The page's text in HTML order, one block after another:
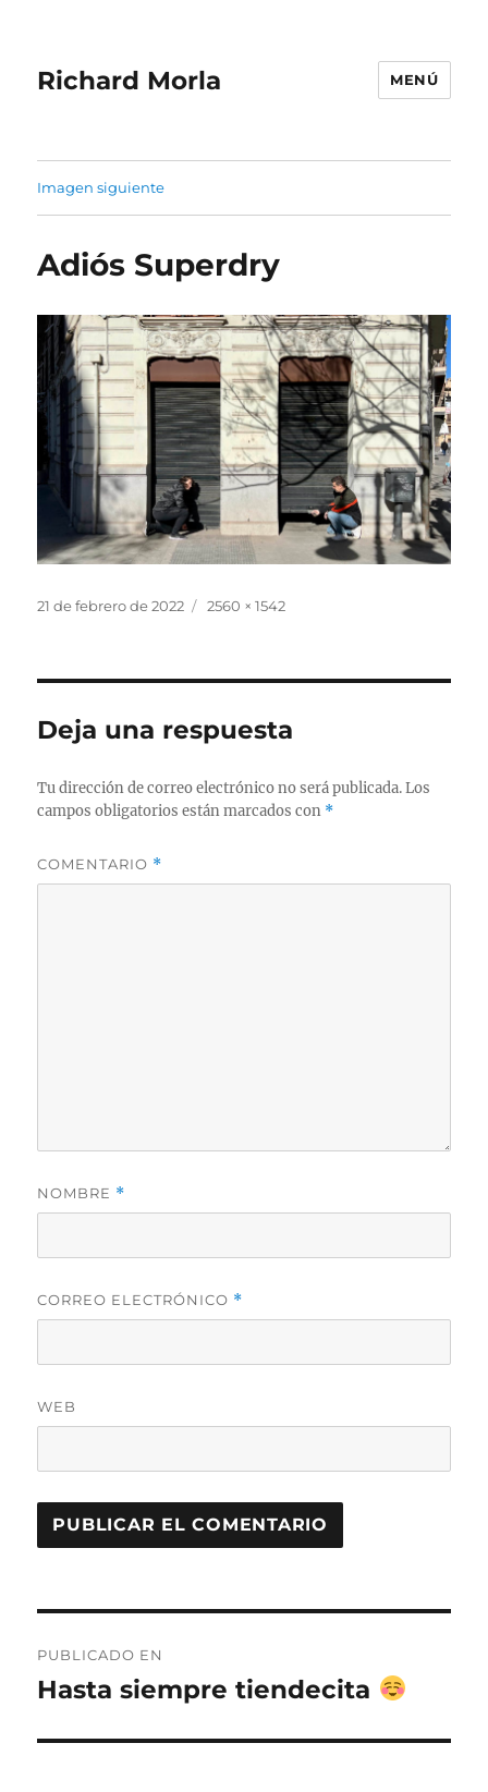
Richard Morla MENÚ
Imagen siguiente
Adiós Superdry
Publicado
21 de febrero de 2022
Tamaño
2560 × 1542
Deja una respuesta
Tu dirección de correo electrónico no será publicada. Los
campos obligatorios están marcados con *
COMENTARIO *
NOMBRE *
CORREO ELECTRÓNICO *
WEB
de
PUBLICADO EN
Hasta siempre tiendecita